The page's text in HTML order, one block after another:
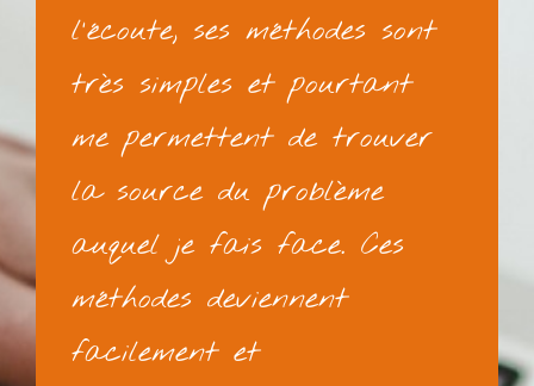
l'écoute, ses méthodes sont
très simples et pourtant
me permettent de trouver
la source du problème
auquel je fais face. Ces
méthodes deviennent
facilement et